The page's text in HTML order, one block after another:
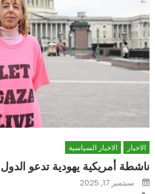
الاخبار الاخبار السياسية
ناشطة أمريكية يهودية تدعو
Posted
onسبتمبر 17, 2025